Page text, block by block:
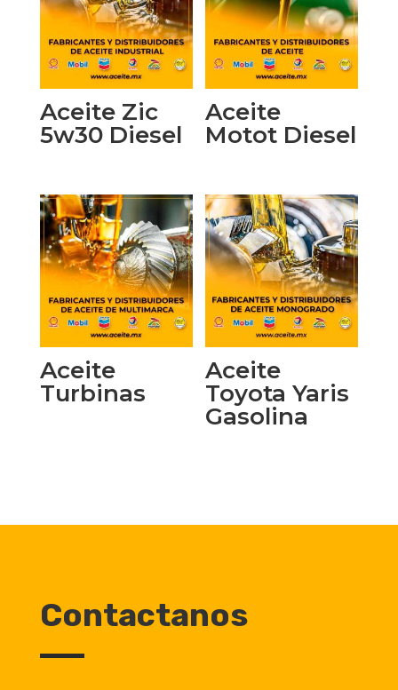
Aceite Zic
5w30 Diesel
Aceite
Motot Diesel
Aceite
Turbinas
Aceite
Toyota Yaris
Gasolina
Contactanos